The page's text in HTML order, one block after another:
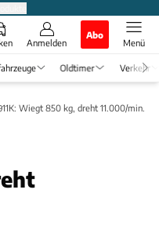
Anmelden
Abo
Menü
Oldtimer Verkehr
Wiegt 850 kg, dreht 11.000/min.